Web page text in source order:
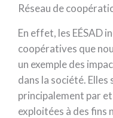
Réseau de
En effet, les EÉSAD
coopératives que
un exemple des
dans la société.
principalement par
exploitées à des fins